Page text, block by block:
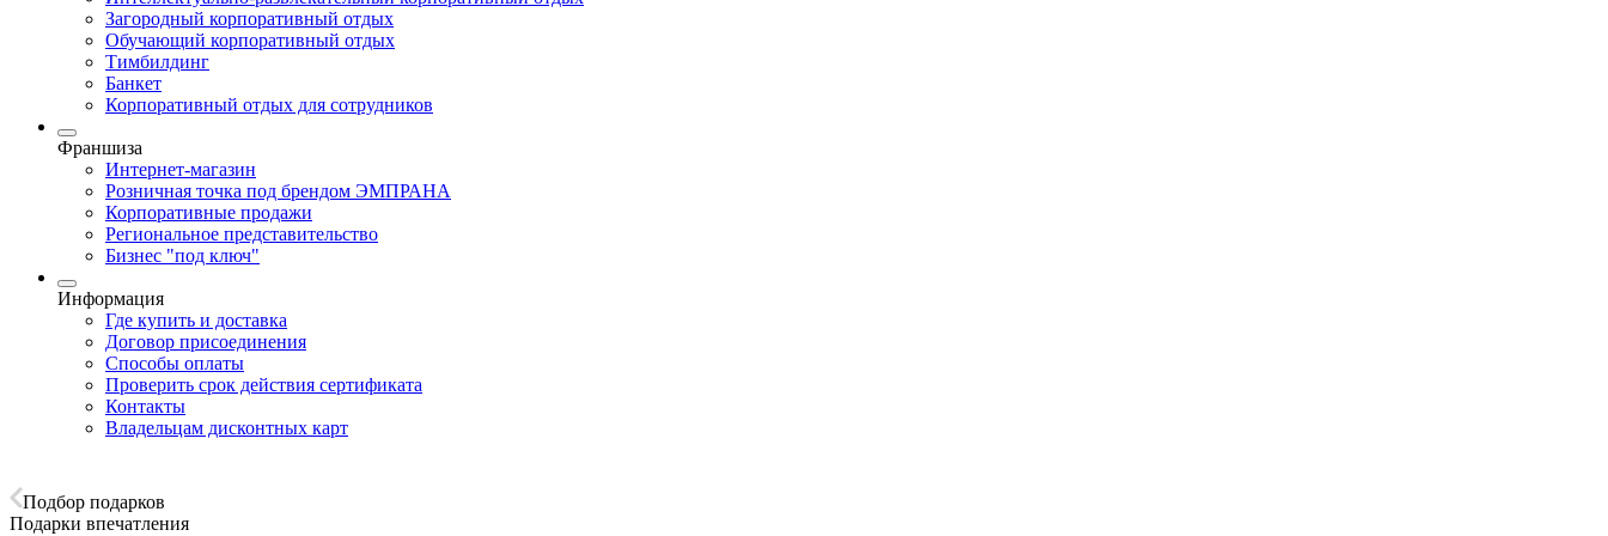
Загородный корпоративный отдых
Обучающий корпоративный отдых
Тимбилдинг
Банкет
Корпоративный отдых для сотрудников
Франшиза
Интернет-магазин
Розничная точка под брендом ЭМПРАНА
Корпоративные продажи
Региональное представительство
Бизнес "под ключ"
Информация
Где купить и доставка
Договор присоединения
Способы оплаты
Проверить срок действия сертификата
Контакты
Владельцам дисконтных карт
Подбор подарков
Подарки впечатления